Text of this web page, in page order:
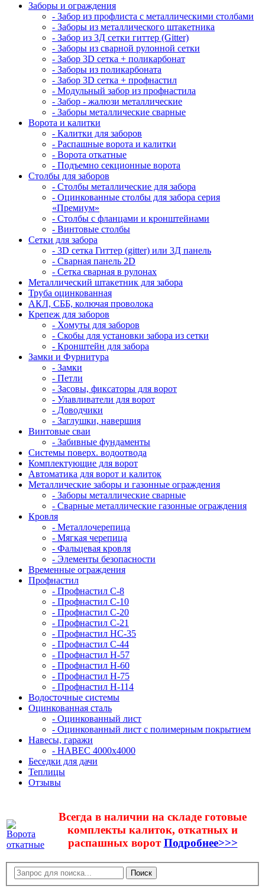
Заборы и ограждения
- Забор из профлиста с металлическими столбами
- Заборы из металлического штакетника
- Забор из 3Д сетки гиттер (Gitter)
- Заборы из сварной рулонной сетки
- Забор 3D сетка + поликарбонат
- Заборы из поликарбоната
- Забор 3D сетка + профнастил
- Модульный забор из профнастила
- Забор - жалюзи металлические
- Заборы металлические сварные
Ворота и калитки
- Калитки для заборов
- Распашные ворота и калитки
- Ворота откатные
- Подъемно секционные ворота
Столбы для заборов
- Столбы металлические для забора
- Оцинкованные столбы для забора серия
«Премиум»
- Столбы с фланцами и кронштейнами
- Винтовые столбы
Сетки для забора
- 3D сетка Гиттер (gitter) или 3Д панель
- Сварная панель 2D
- Сетка сварная в рулонах
Металлический штакетник для забора
Труба оцинкованная
АКЛ, СББ, колючая проволока
Крепеж для заборов
- Хомуты для заборов
- Скобы для установки забора из сетки
- Кронштейн для забора
Замки и Фурнитура
- Замки
- Петли
- Засовы, фиксаторы для ворот
- Улавливатели для ворот
- Доводчики
- Заглушки, навершия
Винтовые сваи
- Забивные фундаменты
Системы поверх. водоотвода
Комплектующие для ворот
Автоматика для ворот и калиток
Металлические заборы и газонные ограждения
- Заборы металлические сварные
- Сварные металлические газонные ограждения
Кровля
- Металлочерепица
- Мягкая черепица
- Фальцевая кровля
- Элементы безопасности
Временные ограждения
Профнастил
- Профнастил С-8
- Профнастил С-10
- Профнастил С-20
- Профнастил С-21
- Профнастил НС-35
- Профнастил С-44
- Профнастил Н-57
- Профнастил Н-60
- Профнастил Н-75
- Профнастил Н-114
Водосточные системы
Оцинкованная сталь
- Оцинкованный лист
- Оцинкованный лист с полимерным покрытием
Навесы, гаражи
- НАВЕС 4000х4000
Беседки для дачи
Теплицы
Отзывы
Всегда в наличии на складе готовые
комплекты калиток, откатных и
распашных воротПодробнее>>>